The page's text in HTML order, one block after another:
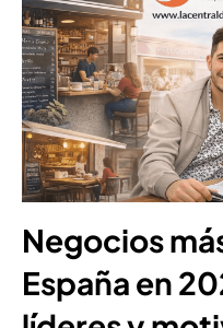
Negocios
España en